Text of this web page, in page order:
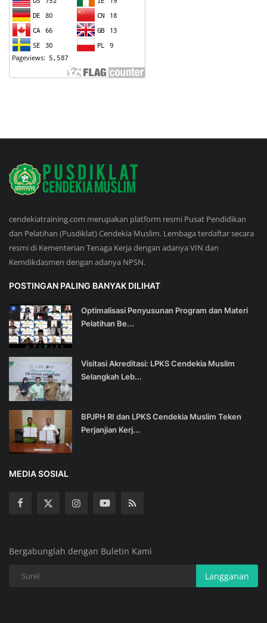
cendekiatraining.com merupakan platform resmi Pusat Pendidikan
dan Pelatihan (Pusdiklat) Cendekia Muslim. Lembaga terdaftar secara
resmi di Kementerian Tenaga Kerja dengan adanya VIN dan
Kemdikdasmen dengan adanya NPSN.
POSTINGAN PALING BANYAK DILIHAT
Optimalisasi Penyusunan Program dan Materi
Pelatihan Be...
Visitasi Akreditasi: LPKS Cendekia Muslim
Selangkah Leb...
BPJPH RI dan LPKS Cendekia Muslim Teken
Perjanjian Kerj...
MEDIA SOSIAL
Bergabunglah dengan Buletin Kami
Langganan